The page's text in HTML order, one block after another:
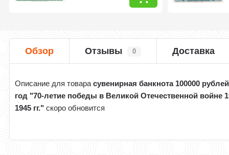
Обзор Отзывы 0 Доставка
Описание для товарасувенирная банкнота 100000
год "70-летие победы в Великой Отечественной войне
1945 гг." скоро обновится